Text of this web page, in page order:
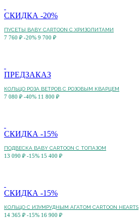
СКИДКА -20%
ПУСЕТЫ BABY CARTOON С ХРИЗОЛИТАМИ
7 760 ₽ -20% 9 700 ₽
ПРЕДЗАКАЗ
КОЛЬЦО РОЗА ВЕТРОВ С РОЗОВЫМ КВАРЦЕМ
7 080 ₽ -40% 11 800 ₽
СКИДКА -15%
ПОДВЕСКА BABY CARTOON С ТОПАЗОМ
13 090 ₽ -15% 15 400 ₽
СКИДКА -15%
КОЛЬЦО C ИЗУМРУДНЫМ АГАТОМ CARTOON HEARTS
14 365 ₽ -15% 16 900 ₽